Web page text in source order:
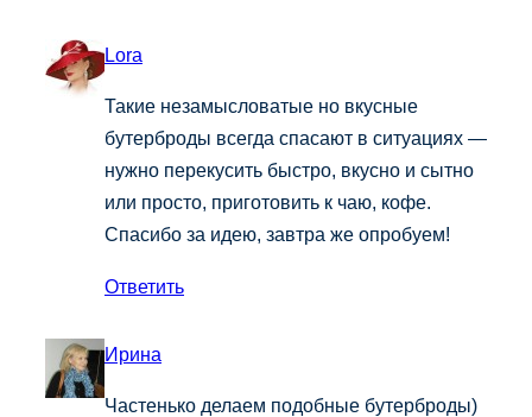
Lora
Такие незамысловатые но вкусные
бутерброды всегда спасают в ситуациях —
нужно перекусить быстро, вкусно и сытно
или просто, приготовить к чаю, кофе.
Спасибо за идею, завтра же опробуем!
Ответить
Ирина
Частенько делаем подобные бутерброды)